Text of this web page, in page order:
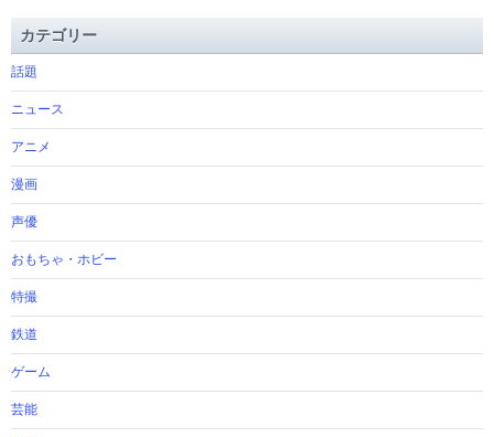
カテゴリー
話題
ニュース
アニメ
漫画
声優
おもちゃ・ホビー
特撮
鉄道
ゲーム
芸能